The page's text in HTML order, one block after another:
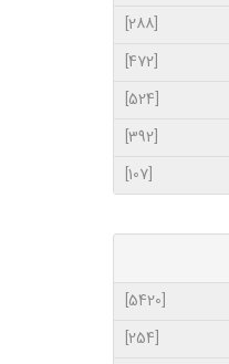
[288]
[472]
[524]
[392]
[107]
[5420]
[254]